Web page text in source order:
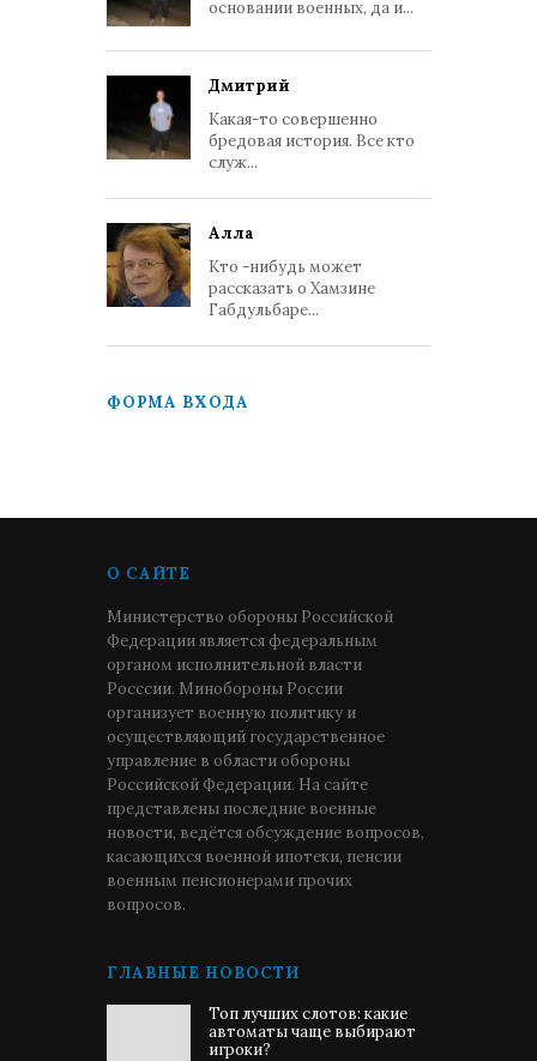
основании военных, да и...
Дмитрий
Какая-то совершенно
бредовая история. Все кто
служ...
Алла
Кто -нибудь может
рассказать о Хамзине
Габдульбаре...
ФОРМА ВХОДА
О САЙТЕ
Министерство обороны Российской
Федерации является федеральным
органом исполнительной власти
Росссии. Минобороны России
организует военную политику и
осуществляющий государственное
управление в области обороны
Российской Федерации. На сайте
представлены последние военные
новости, ведётся обсуждение вопросов,
касающихся военной ипотеки, пенсии
военным пенсионерами прочих
вопросов.
ГЛАВНЫЕ НОВОСТИ
Топ лучших слотов: какие
автоматы чаще выбирают
игроки?